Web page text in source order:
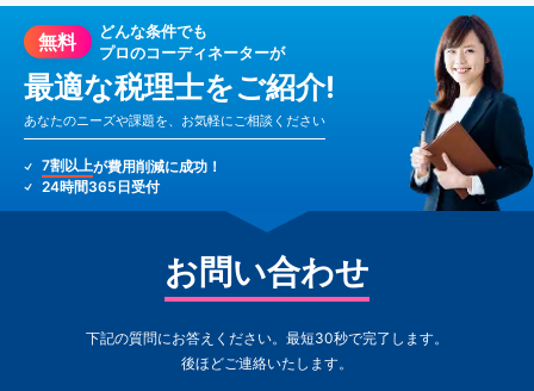
無料
どんな条件でも
プロのコーディネーターが
最適な税理士をご紹介!
あなたのニーズや課題を、お気軽にご相談ください
7割以上が費用削減に成功！
24時間365日受付
お問い合わせ
下記の質問にお答えください。最短30秒で完了します。
後ほどご連絡いたします。